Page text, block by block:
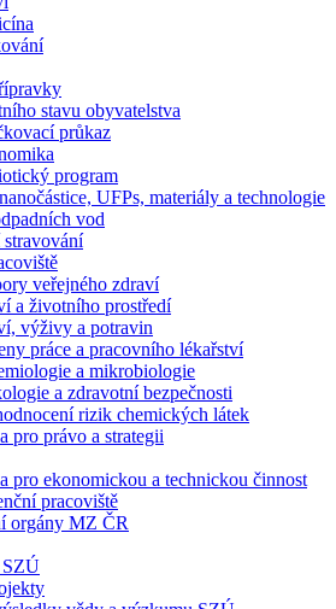
stavu obyvatelstva
průkaz
program
UFPs, materiály a technologie
vod
veřejného zdraví
a životního prostředí
výživy a potravin
práce a pracovního lékařství
a mikrobiologie
a zdravotní bezpečnosti
rizik chemických látek
pro právo a strategii
pro ekonomickou a technickou činnost
pracoviště
orgány MZ ČR
SZÚ